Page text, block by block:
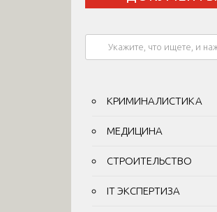
КРИМИНАЛИСТИКА
МЕДИЦИНА
СТРОИТЕЛЬСТВО
IT ЭКСПЕРТИЗА